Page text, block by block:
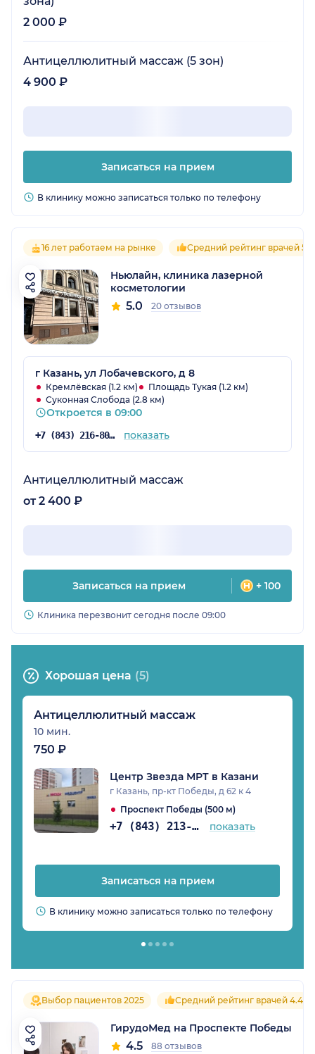
2 000 ₽
Антицеллюлитный массаж (5 зон)
4 900 ₽
Записаться на прием
В клинику можно записаться только по телефону
16 лет работаем на рынке Средний рейтинг врачей 5.0
Ньюлайн, клиника лазерной
косметологии
5.0 20 отзывов
г Казань, ул Лобачевского, д 8
Кремлёвская (1.2 км)
Площадь Тукая (1.2 км)
Суконная Слобода (2.8 км)
Откроется в 09:00
+7 (843) 216-80-35 показать
Антицеллюлитный массаж
от 2 400 ₽
Записаться на прием + 100
Клиника перезвонит сегодня после 09:00
Хорошая цена (5)
Антицеллюлитный массаж
10 мин.
750 ₽
Центр Звезда МРТ в Казани
г Казань, пр-кт Победы, д 62 к 4
Проспект Победы (500 м)
+7 (843) 213-07-84 показать
Записаться на прием
В клинику можно записаться только по телефону
Выбор пациентов 2025 Средний рейтинг врачей 4.4
ГирудоМед на Проспекте Победы
4.5 88 отзывов